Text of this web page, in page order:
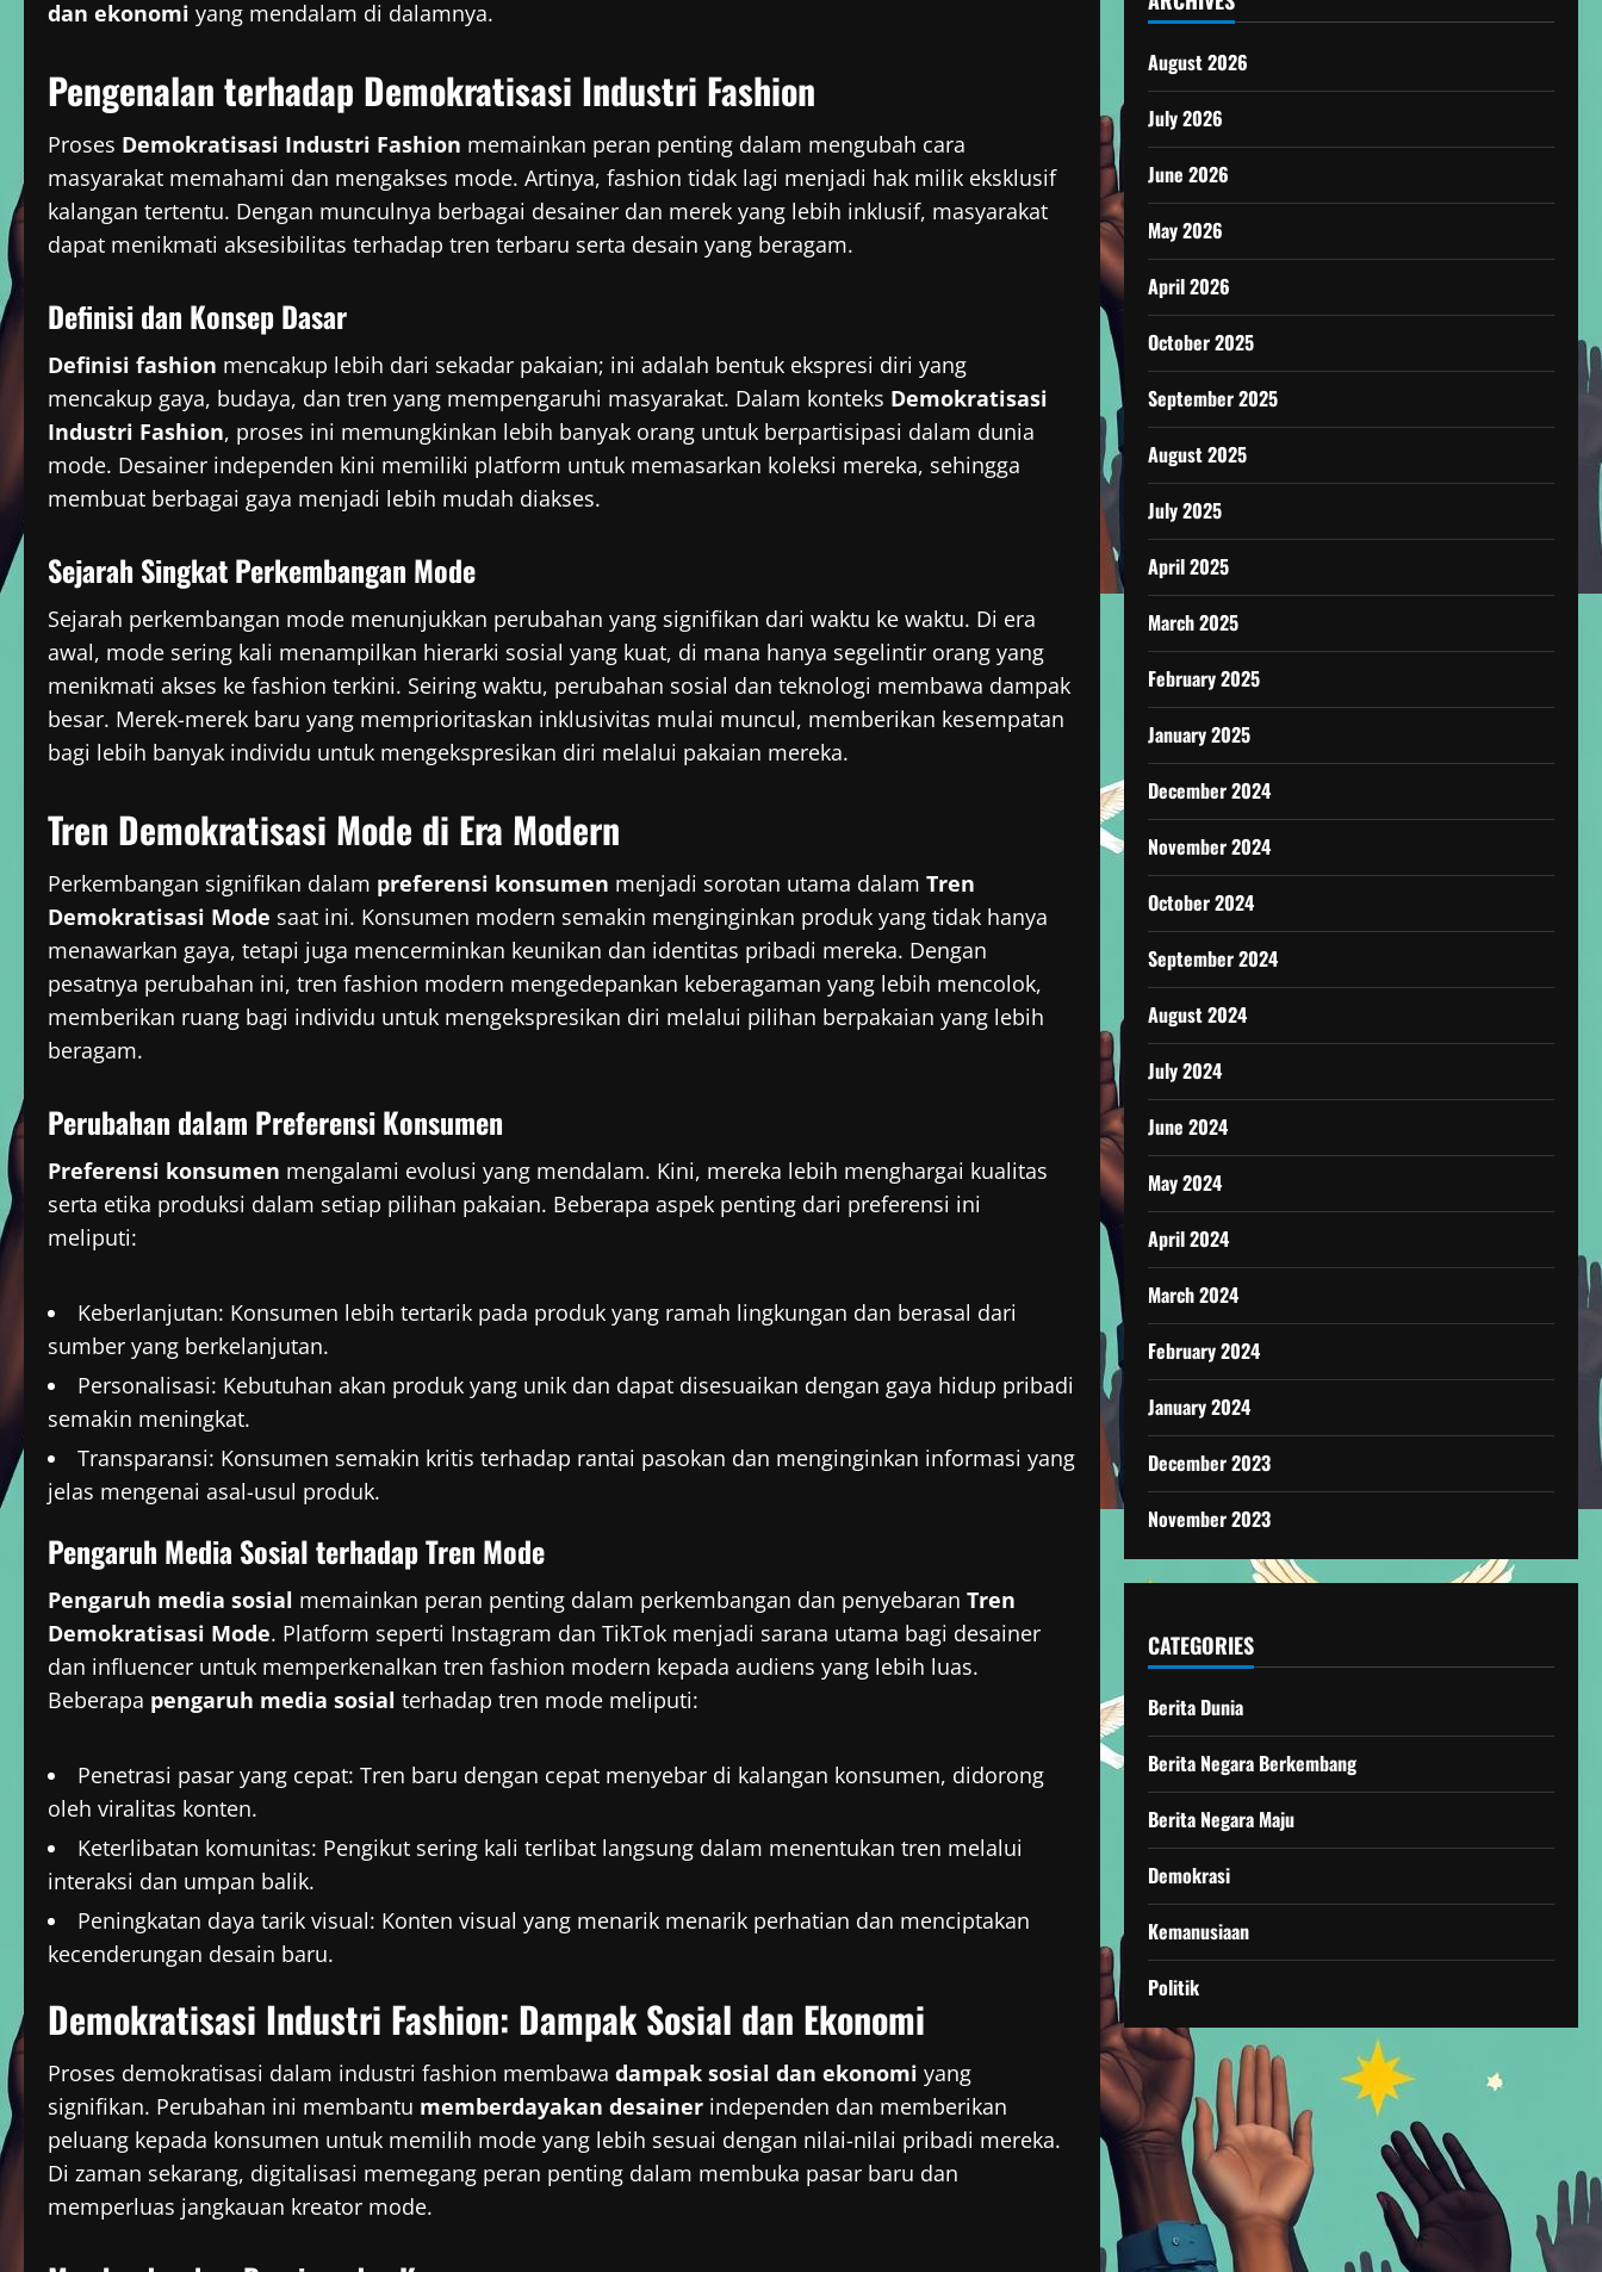
dan ekonomi yang mendalam di dalamnya.
Pengenalan terhadap Demokratisasi Industri Fashion
Proses Demokratisasi Industri Fashion memainkan peran penting dalam mengubah cara
masyarakat memahami dan mengakses mode. Artinya, fashion tidak lagi menjadi hak milik eksklusif
kalangan tertentu. Dengan munculnya berbagai desainer dan merek yang lebih inklusif, masyarakat
dapat menikmati aksesibilitas terhadap tren terbaru serta desain yang beragam.
Definisi dan Konsep Dasar
Definisi fashion mencakup lebih dari sekadar pakaian; ini adalah bentuk ekspresi diri yang
mencakup gaya, budaya, dan tren yang mempengaruhi masyarakat. Dalam konteks Demokratisasi
Industri Fashion, proses ini memungkinkan lebih banyak orang untuk berpartisipasi dalam dunia
mode. Desainer independen kini memiliki platform untuk memasarkan koleksi mereka, sehingga
membuat berbagai gaya menjadi lebih mudah diakses.
Sejarah Singkat Perkembangan Mode
Sejarah perkembangan mode menunjukkan perubahan yang signifikan dari waktu ke waktu. Di era
awal, mode sering kali menampilkan hierarki sosial yang kuat, di mana hanya segelintir orang yang
menikmati akses ke fashion terkini. Seiring waktu, perubahan sosial dan teknologi membawa dampak
besar. Merek-merek baru yang memprioritaskan inklusivitas mulai muncul, memberikan kesempatan
bagi lebih banyak individu untuk mengekspresikan diri melalui pakaian mereka.
Tren Demokratisasi Mode di Era Modern
Perkembangan signifikan dalam preferensi konsumen menjadi sorotan utama dalam Tren
Demokratisasi Mode saat ini. Konsumen modern semakin menginginkan produk yang tidak hanya
menawarkan gaya, tetapi juga mencerminkan keunikan dan identitas pribadi mereka. Dengan
pesatnya perubahan ini, tren fashion modern mengedepankan keberagaman yang lebih mencolok,
memberikan ruang bagi individu untuk mengekspresikan diri melalui pilihan berpakaian yang lebih
beragam.
Perubahan dalam Preferensi Konsumen
Preferensi konsumen mengalami evolusi yang mendalam. Kini, mereka lebih menghargai kualitas
serta etika produksi dalam setiap pilihan pakaian. Beberapa aspek penting dari preferensi ini
meliputi:
Keberlanjutan: Konsumen lebih tertarik pada produk yang ramah lingkungan dan berasal dari
sumber yang berkelanjutan.
Personalisasi: Kebutuhan akan produk yang unik dan dapat disesuaikan dengan gaya hidup pribadi
semakin meningkat.
Transparansi: Konsumen semakin kritis terhadap rantai pasokan dan menginginkan informasi yang
jelas mengenai asal-usul produk.
Pengaruh Media Sosial terhadap Tren Mode
Pengaruh media sosial memainkan peran penting dalam perkembangan dan penyebaran Tren
Demokratisasi Mode. Platform seperti Instagram dan TikTok menjadi sarana utama bagi desainer
dan influencer untuk memperkenalkan tren fashion modern kepada audiens yang lebih luas.
Beberapa pengaruh media sosial terhadap tren mode meliputi:
Penetrasi pasar yang cepat: Tren baru dengan cepat menyebar di kalangan konsumen, didorong
oleh viralitas konten.
Keterlibatan komunitas: Pengikut sering kali terlibat langsung dalam menentukan tren melalui
interaksi dan umpan balik.
Peningkatan daya tarik visual: Konten visual yang menarik menarik perhatian dan menciptakan
kecenderungan desain baru.
Demokratisasi Industri Fashion: Dampak Sosial dan Ekonomi
Proses demokratisasi dalam industri fashion membawa dampak sosial dan ekonomi yang
signifikan. Perubahan ini membantu memberdayakan desainer independen dan memberikan
peluang kepada konsumen untuk memilih mode yang lebih sesuai dengan nilai-nilai pribadi mereka.
Di zaman sekarang, digitalisasi memegang peran penting dalam membuka pasar baru dan
memperluas jangkauan kreator mode.
August 2026
July 2026
June 2026
May 2026
April 2026
October 2025
September 2025
August 2025
July 2025
April 2025
March 2025
February 2025
January 2025
December 2024
November 2024
October 2024
September 2024
August 2024
July 2024
June 2024
May 2024
April 2024
March 2024
February 2024
January 2024
December 2023
November 2023
CATEGORIES
Berita Dunia
Berita Negara Berkembang
Berita Negara Maju
Demokrasi
Kemanusiaan
Politik